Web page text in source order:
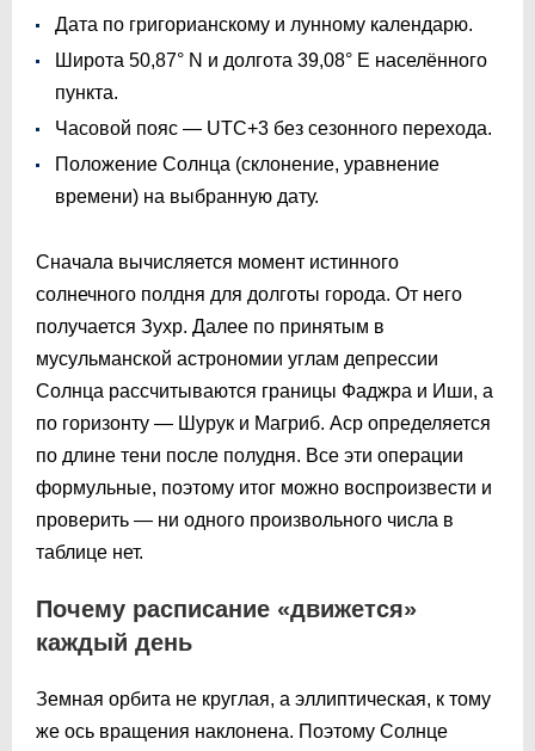
Дата по григорианскому и лунному календарю.
Широта 50,87° N и долгота 39,08° E населённого
пункта.
Часовой пояс — UTC+3 без сезонного перехода.
Положение Солнца (склонение, уравнение
времени) на выбранную дату.
Сначала вычисляется момент истинного
солнечного полдня для долготы города. От него
получается Зухр. Далее по принятым в
мусульманской астрономии углам депрессии
Солнца рассчитываются границы Фаджра и Иши, а
по горизонту — Шурук и Магриб. Аср определяется
по длине тени после полудня. Все эти операции
формульные, поэтому итог можно воспроизвести и
проверить — ни одного произвольного числа в
таблице нет.
Почему расписание «движется»
каждый день
Земная орбита не круглая, а эллиптическая, к тому
же ось вращения наклонена. Поэтому Солнце